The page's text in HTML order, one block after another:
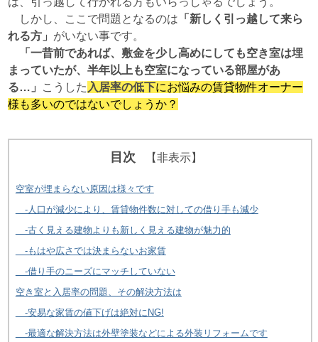
しかし、ここで問題となるのは 「新しく引っ越して来ら
れる方」 がいない事です。
「一昔前であれば、敷金を少し高めにしても空き室は埋
まっていたが、半年以上も空室になっている部屋があ
る…」
こうした 入居率の低下にお悩みの賃貸物件オーナー
様も多いのではないでしょうか？
目次 【非表示】
空室が埋まらない原因は様々です
-人口が減少により、賃貸物件数に対しての借り手も減少
-古く見える建物よりも新しく見える建物が魅力的
-もはや広さでは決まらないお家賃
-借り手のニーズにマッチしていない
空き室と入居率の問題、その解決方法は
-安易な家賃の値下げは絶対にNG!
-最適な解決方法は外壁塗装などによる外装リフォームです